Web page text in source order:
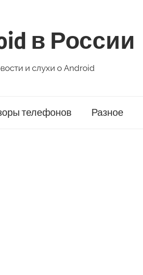
в России
и слухи о Android
телефонов Разное